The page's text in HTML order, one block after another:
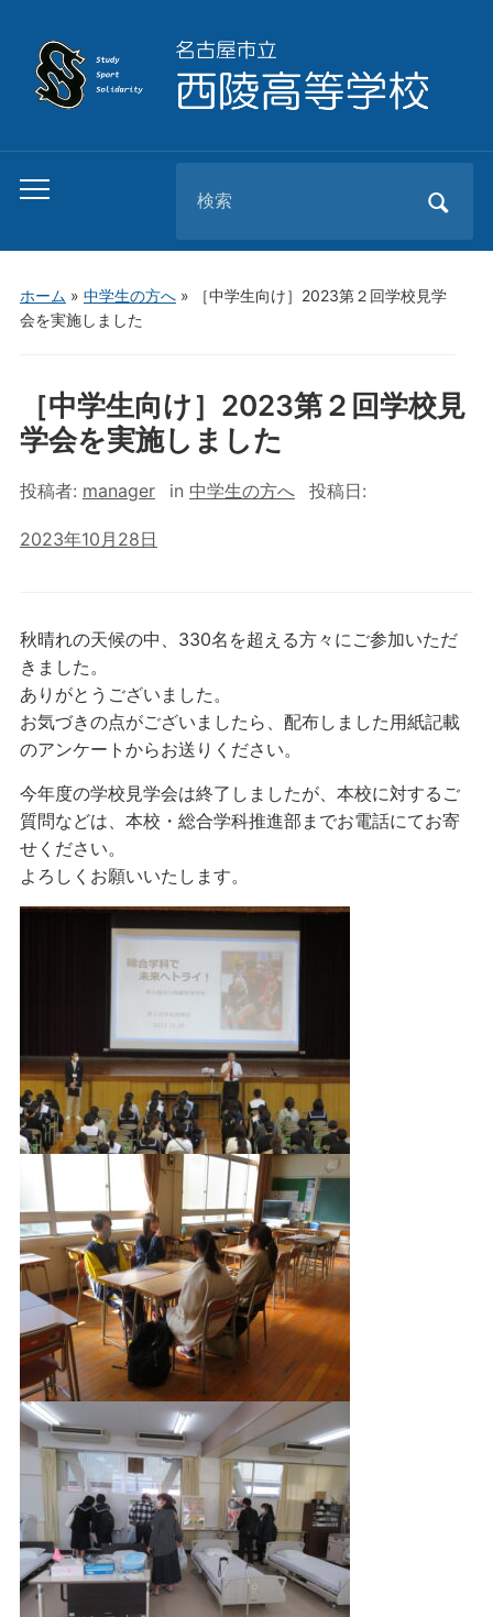
Toggle
menu
for:
ホーム » 中学生の方へ»
［中学生向け］2023第２回学校見学
会を実施しました
［中学生向け］2023第２回学校見
学会を実施しました
投稿者: manager in 中学生の方へ 投稿日:
2023年10月28日
秋晴れの天候の中、330名を超える方々にご参加いただ
きました。
ありがとうございました。
お気づきの点がございましたら、配布しました用紙記載
のアンケートからお送りください。
今年度の学校見学会は終了しましたが、本校に対するご
質問などは、本校・総合学科推進部までお電話にてお寄
せください。
よろしくお願いいたします。